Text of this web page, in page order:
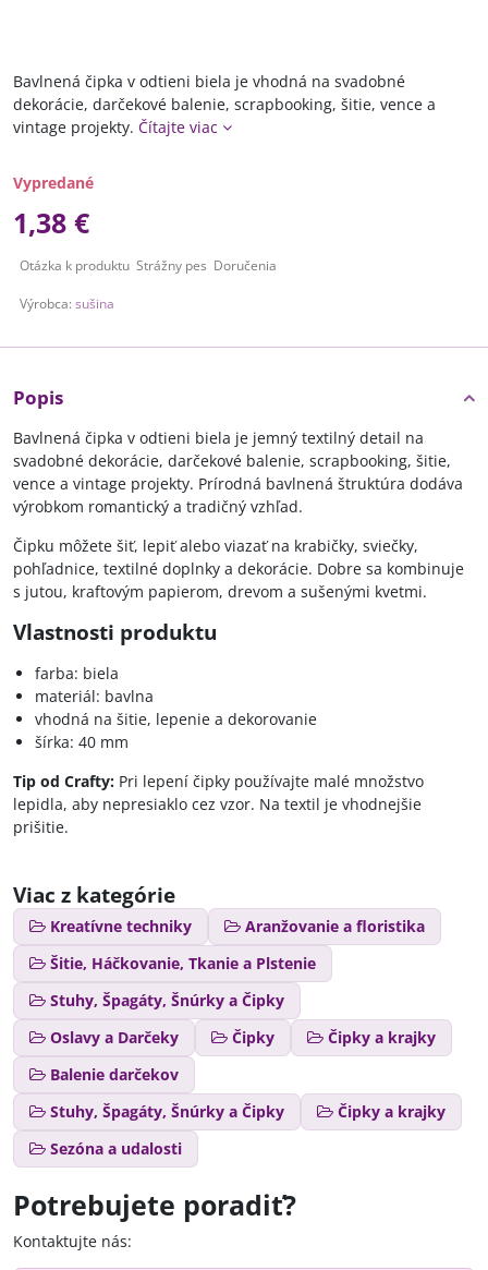
Bavlnená čipka v odtieni biela je vhodná na svadobné
dekorácie, darčekové balenie, scrapbooking, šitie, vence a
vintage projekty. Čítajte viac
Vypredané
1,38 €
Otázka k produktu Strážny pes Doručenia
Výrobca: sušina
Popis
Bavlnená čipka v odtieni biela je jemný textilný detail na
svadobné dekorácie, darčekové balenie, scrapbooking, šitie,
vence a vintage projekty. Prírodná bavlnená štruktúra dodáva
výrobkom romantický a tradičný vzhľad.
Čipku môžete šiť, lepiť alebo viazať na krabičky, sviečky,
pohľadnice, textilné doplnky a dekorácie. Dobre sa kombinuje
s jutou, kraftovým papierom, drevom a sušenými kvetmi.
Vlastnosti produktu
farba: biela
materiál: bavlna
vhodná na šitie, lepenie a dekorovanie
šírka: 40 mm
Tip od Crafty: Pri lepení čipky používajte malé množstvo
lepidla, aby nepresiaklo cez vzor. Na textil je vhodnejšie
prišitie.
Viac z kategórie
Kreatívne techniky
Aranžovanie a floristika
Šitie, Háčkovanie, Tkanie a Plstenie
Stuhy, Špagáty, Šnúrky a Čipky
Oslavy a Darčeky
Čipky
Čipky a krajky
Balenie darčekov
Stuhy, Špagáty, Šnúrky a Čipky
Čipky a krajky
Sezóna a udalosti
Potrebujete poradiť?
Kontaktujte nás: